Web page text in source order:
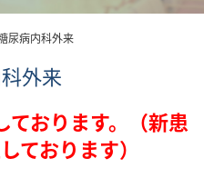
尿病内科外来
外来
ております。（新患
ております）